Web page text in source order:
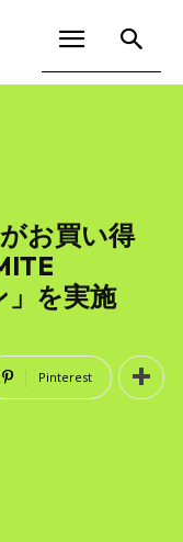
お買い得
」を実施
Pinterest